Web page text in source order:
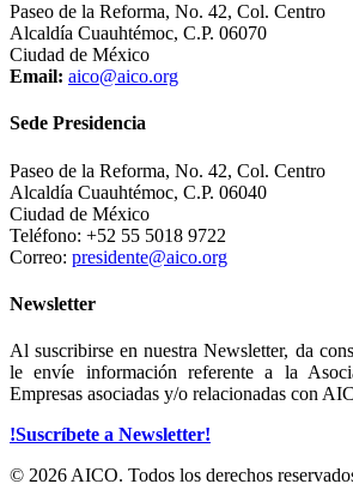
Paseo de la Reforma, No. 42, Col. Centro
Alcaldía Cuauhtémoc, C.P. 06070
Ciudad de México
Email: aico@aico.org
Sede Presidencia
Paseo de la Reforma, No. 42, Col. Centro
Alcaldía Cuauhtémoc, C.P. 06040
Ciudad de México
Teléfono: +52 55 5018 9722
Correo: presidente@aico.org
Newsletter
Al suscribirse en nuestra Newsletter, da
le envíe información referente a la
Empresas asociadas y/o relacionadas con
!Suscríbete a Newsletter!
© 2026 AICO. Todos los derechos